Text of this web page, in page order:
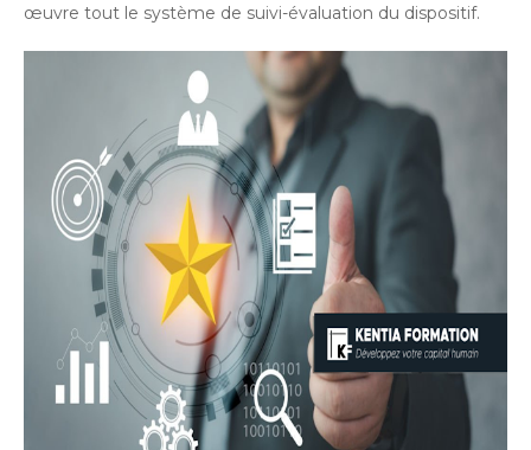
œuvre tout le système de suivi-évaluation du dispositif.